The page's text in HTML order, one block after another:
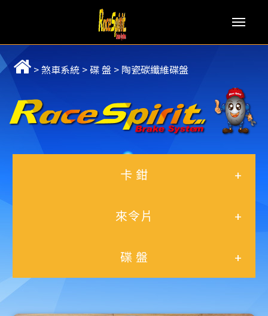
>煞車系統 >碟 盤> 陶瓷碳纖維碟盤
卡 鉗 +
來令片 +
碟 盤 +